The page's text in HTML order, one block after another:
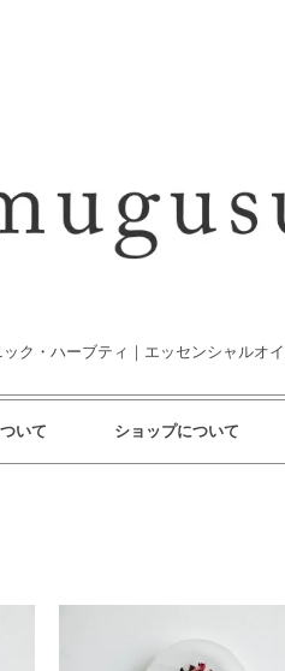
ク・ハーブティ｜エッセンシャルオ
いて ショップについて